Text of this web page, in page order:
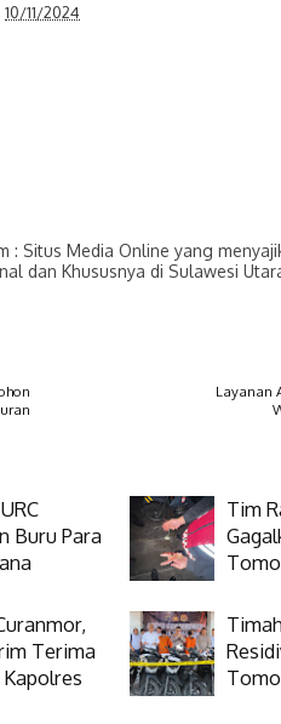
10/11/2024
: Situs Media Online yang
dan Khususnya di Sulawesi
Layanan
Buru Para
Tim
Terima